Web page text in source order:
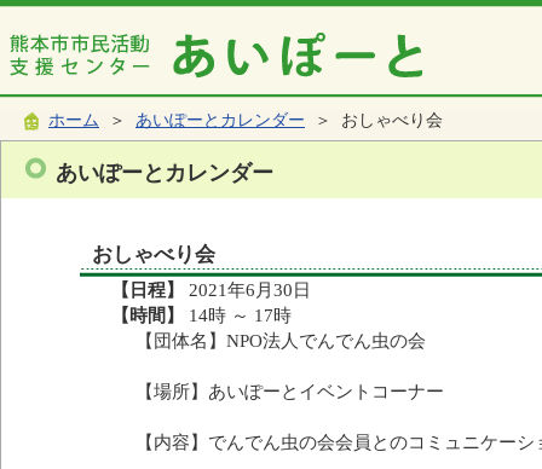
ホーム ＞ あいぽーとカレンダー ＞ おしゃべり会
あいぽーとカレンダー
おしゃべり会
【日程】
2021年6月30日
【時間】
14時 ～ 17時
【団体名】NPO法人でんでん虫の会
【場所】あいぽーとイベントコーナー
【内容】でんでん虫の会会員とのコミュニケー